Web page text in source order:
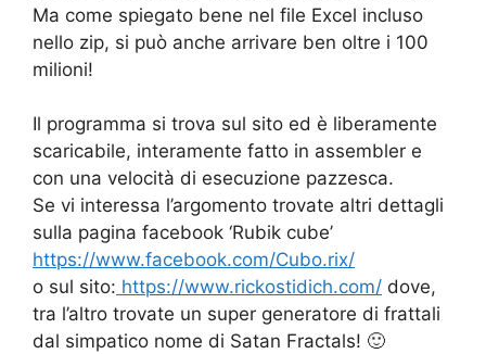
Ma come spiegato bene nel file Excel incluso
nello zip, si può anche arrivare ben oltre i 100
milioni!
Il programma si trova sul sito ed è liberamente
scaricabile, interamente fatto in assembler e
con una velocità di esecuzione pazzesca.
Se vi interessa l’argomento trovate altri dettagli
sulla pagina facebook ‘Rubik cube’
https://www.facebook.com/Cubo.rix/
o sul sito: https://www.rickostidich.com/ dove,
tra l’altro trovate un super generatore di frattali
dal simpatico nome di Satan Fractals! 🙂